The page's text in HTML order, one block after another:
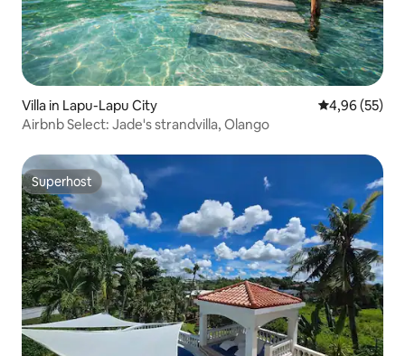
Villa in Lapu-Lapu City Gemiddelde
4,96 (55)
Airbnb Select: Jade's strandvilla, Olango
Superhost
Superhost